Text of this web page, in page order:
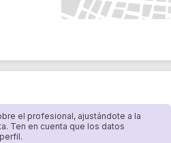
el profesional, ajustándote a la
Ten en cuenta que los datos